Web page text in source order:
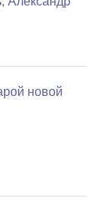
новой